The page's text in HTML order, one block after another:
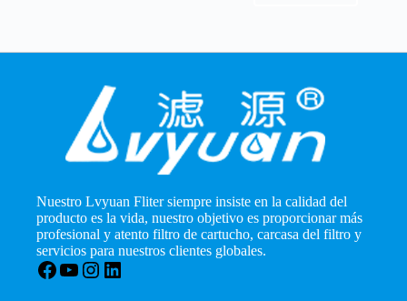
Nuestro Lvyuan Fliter siempre insiste en la calidad del
producto es la vida, nuestro objetivo es proporcionar más
profesional y atento filtro de cartucho, carcasa del filtro y
servicios para nuestros clientes globales.
Facebook
YouTube
Instagram
LinkedIn